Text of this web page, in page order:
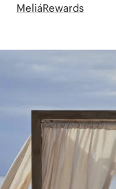
MeliáRewards